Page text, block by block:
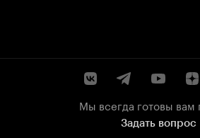
Мы всегда готовы вам
Задать вопрос